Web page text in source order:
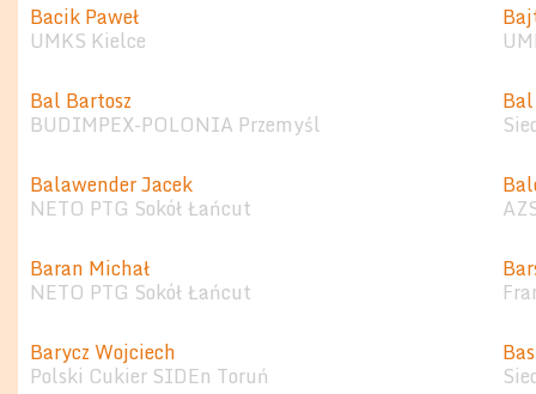
Bacik Paweł
UMKS Kielce
Bal Bartosz
BUDIMPEX-POLONIA Przemyśl
Balawender Jacek
NETO PTG Sokół Łańcut
Baran Michał
NETO PTG Sokół Łańcut
Barycz Wojciech
Polski Cukier SIDEn Toruń